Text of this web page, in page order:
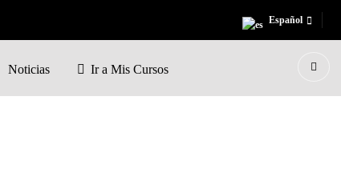
Español
Noticias Ir a Mis Cursos